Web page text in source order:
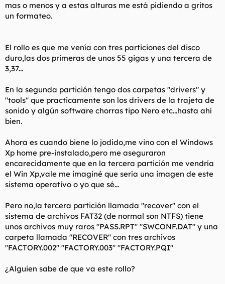
e
l
m
a
c
mas o menos y a estas alturas me está pidiendo a gritos
un formateo.
El rollo es que me venía con tres particiones del disco
duro,las dos primeras de unos 55 gigas y una tercera de
3,37...
En la segunda partición tengo dos carpetas "drivers" y
"tools" que practicamente son los drivers de la trajeta de
sonido y algún software chorras tipo Nero etc...hasta ahí
bien.
Ahora es cuando biene lo jodido,me vino con el Windows
Xp home pre-instalado,pero me aseguraron
encarecidamente que en la tercera partición me vendría
el Win Xp,vale me imaginé que sería una imagen de este
sistema operativo o yo que sé...
Pero no,la tercera partición llamada "recover" con el
sistema de archivos FAT32 (de normal son NTFS) tiene
unos archivos muy raros "PASS.RPT" "SWCONF.DAT" y una
carpeta llamada "RECOVER" con tres archivos
"FACTORY.002" "FACTORY.003" "FACTORY.PQI"
¿Alguien sabe de que va este rollo?